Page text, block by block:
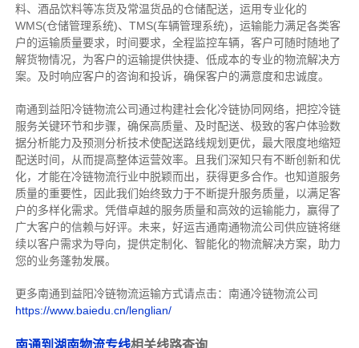
料、酒品饮料等冻货及常温货品的仓储配送，运用专业化的
WMS(仓储管理系统)、TMS(车辆管理系统)，运输能力满足各类客
户的运输质量要求，时间要求，全程监控车辆，客户可随时随地了
解货物情况，为客户的运输提供快捷、低成本的专业的物流解决方
案。及时响应客户的咨询和投诉，确保客户的满意度和忠诚度。
南通到益阳冷链物流公司通过构建社会化冷链协同网络，把控冷链
服务关键环节和步骤，确保高质量、及时配送、极致的客户体验数
据分析能力及预测分析技术使配送路线规划更优，最大限度地缩短
配送时间，从而提高整体运营效率。且 我们深知 只有不断创新和优
化，才能在冷链物流行业中脱颖而出，获得更多合作。也知道服务
质量的重要性，因此我们始终致力于不断提升服务质量，以满足客
户的多样化需求。 凭借卓越的服务质量和高效的运输能力，赢得了
广大客户的信赖与好评。 未来，好运吉通南通物流公司供应链将继
续以客户需求为导向，提供定制化、智能化的物流解决方案，助力
您的业务蓬勃发展。
更多南通到益阳冷链物流运输方式请点击：南通冷链物流公司
https://www.baiedu.cn/lenglian/
南通到湖南物流专线相关线路查询